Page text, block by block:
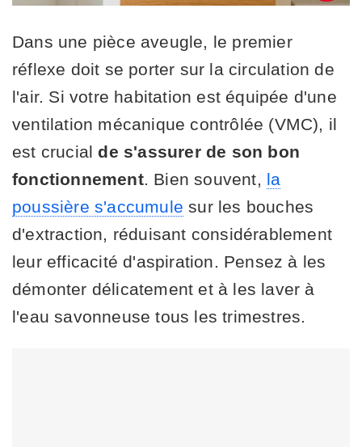
Dans une pièce aveugle, le premier
réflexe doit se porter sur la circulation de
l'air. Si votre habitation est équipée d'une
ventilation mécanique contrôlée (VMC), il
est crucialde s'assurer de son bon
fonctionnement. Bien souvent, la
poussière s'accumule sur les bouches
d'extraction, réduisant considérablement
leur efficacité d'aspiration. Pensez à les
démonter délicatement et à les laver à
l'eau savonneuse tous les trimestres.